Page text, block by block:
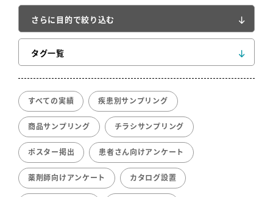
さらに目的で絞り込む
タグ一覧
すべての実績 疾患別サンプリング
商品サンプリング チラシサンプリング
ポスター掲出 患者さん向けアンケート
薬剤師向けアンケート カタログ設置